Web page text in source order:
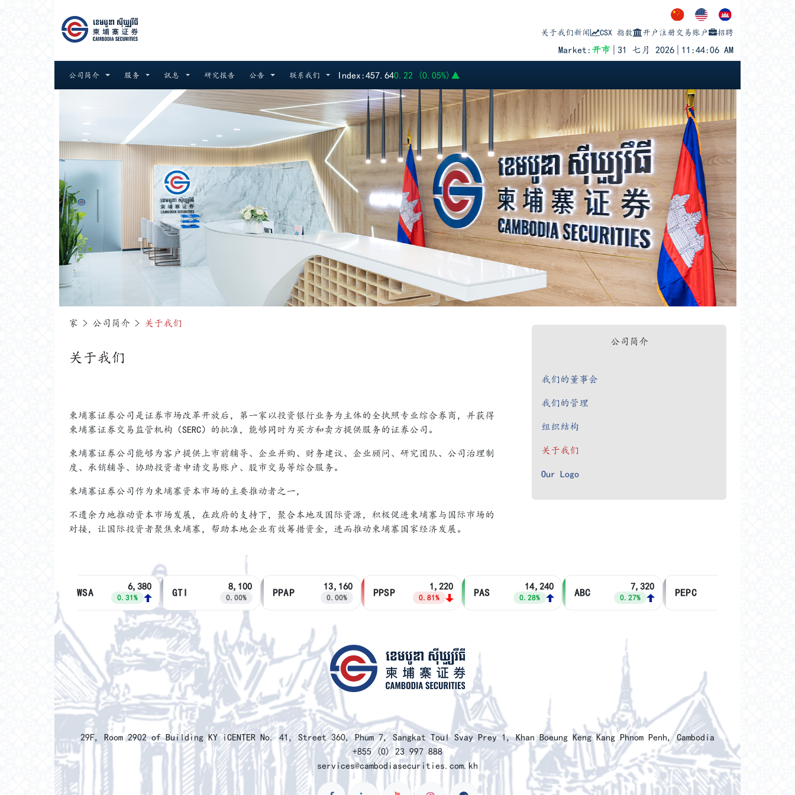
关于我们新闻 CSX 指数 开户注册交易账户 招聘
Market: 开市 31 七月 2026 11:44:06 AM
公司简介 服务 訊息 研究报告 公告 联系我们 Index:457.640.22 (0.05%) ▲
PWSA6,360GTI8,200PPAP13,140PPSP1,170PAS14,120ABC7,280PEPC2,540
家 > 公司简介 > 关于我们
关于我们
柬埔寨证券公司是证券市场改革开放后，第一家以投资银行业务为主体的全执照专业综合券商，并获得
柬埔寨证券交易监管机构（SERC）的批准，能够同时为买方和卖方提供服务的证券公司。
柬埔寨证券公司能够为客户提供上市前辅导、企业并购、财务建议、企业顾问、研究团队、公司治理制
度、承销辅导、协助投资者申请交易账户、股市交易等综合服务。
柬埔寨证券公司作为柬埔寨资本市场的主要推动者之一，
不遗余力地推动资本市场发展，在政府的支持下，聚合本地及国际资源，积极促进柬埔寨与国际市场的
对接，让国际投资者聚焦柬埔寨，帮助本地企业有效筹措资金，进而推动柬埔寨国家经济发展。
公司简介
我们的董事会
我们的管理
组织结构
关于我们
Our Logo
PWSA
6,380
0.31%
GTI
8,100
0.00%
PPAP
13,160
0.00%
PPSP
1,220
0.81%
PAS
14,240
0.28%
ABC
7,320
0.27%
PEPC
​29F, Room 2902 of Building KY iCENTER No. 41, Street 360, Phum 7, Sangkat Toul Svay Prey 1, Khan Boeung Keng Kang Phnom Penh, Cambodia
+855 (0) 23 997 888
services@cambodiasecurities.com.kh